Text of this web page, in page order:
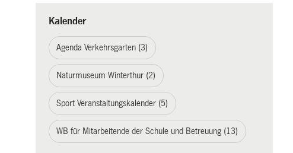
Kalender
Agenda Verkehrsgarten (3)
Naturmuseum Winterthur (2)
Sport Veranstaltungskalender (5)
WB für Mitarbeitende der Schule und Betreuung (13)